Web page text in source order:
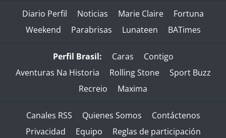
Diario Perfil Noticias Marie Claire
Fortuna
Weekend
Parabrisas Lunateen BATimes
Perfil Brasil: Caras
Contigo
Aventuras Na Historia
Rolling Stone
Sport Buzz
Recreio
Maxima
Canales RSS Quienes Somos
Contáctenos
Privacidad
Equipo Reglas de participación